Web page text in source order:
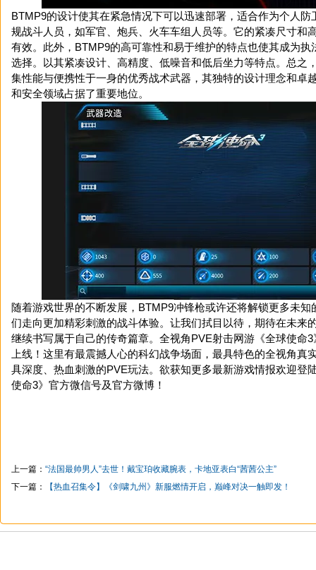
BTMP9的设计使其在紧急情况下可以迅速部署，适合作为个人防
规战斗人员，如军官、炮兵、火车车组人员等。它的紧凑尺寸和
有效。此外，BTMP9的高可靠性和易于维护的特点也使其成为执
选择。以其紧凑设计、高精度、低噪音和低后坐力等特点。总之
集性能与便携性于一身的优秀战术武器，其独特的设计理念和卓
和安全领域占据了重要地位。
随着游戏世界的不断发展，BTMP9冲锋枪或许还将解锁更多未知
们走向更加精彩刺激的战斗体验。让我们拭目以待，期待在未来
继续书写属于自己的传奇篇章。全视角PVE射击网游《全球使命
上线！这里有最震撼人心的科幻战争场面，最具特色的全视角真
具深度、热血刺激的PVE玩法。欲获知更多最新游戏情报欢迎登
使命3》官方微信号及官方微博！
上一篇： “法国最帅男人”去世！戴宝珀收藏腕表，卡地亚表白“茜茜公主”
下一篇：
【热血召集令】《剑啸九州》新服燃情开启，巅峰对决一触即发！